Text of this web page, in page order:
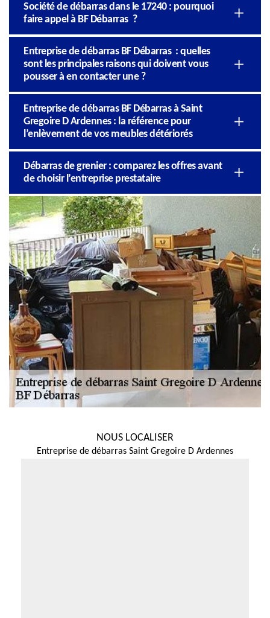
Société de débarras dans le 17240 : pourquoi
faire appel à BF Débarras ?
Entreprise de débarras BF Débarras : quelles
sont les principales raisons qui doivent vous
pousser à en contacter une ?
Entreprise de débarras BF Débarras à Saint
Gregoire D Ardennes : la référence pour
l’enlèvement de vos meubles détériorés
Débarras de grenier : comparez les offres avant
de choisir l’entreprise prestataire
NOUS LOCALISER
Entreprise de débarras Saint Gregoire D Ardennes